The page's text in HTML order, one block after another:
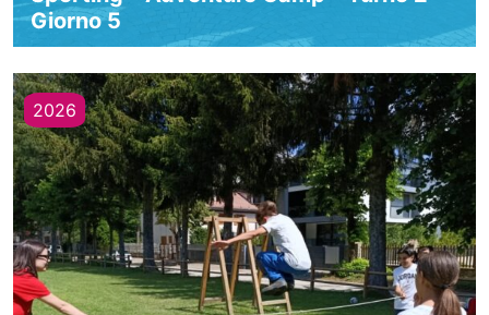
Giorno 5
2026